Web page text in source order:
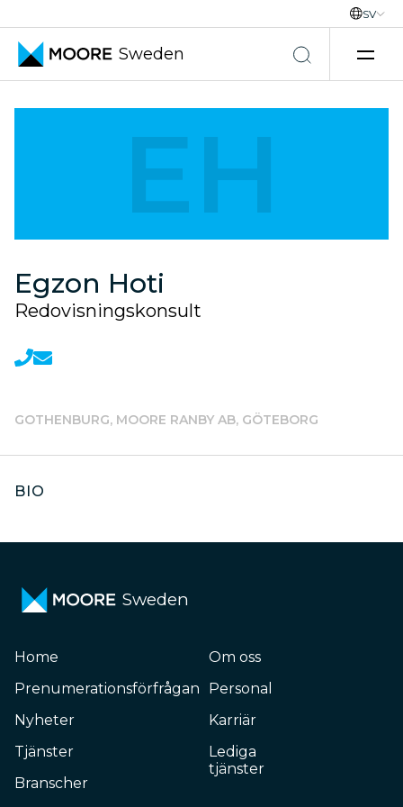
SV
Sweden
EH
Egzon Hoti
Redovisningskonsult
GOTHENBURG, MOORE RANBY AB, GÖTEBORG
BIO
Sweden
Home
Prenumerationsförfrågan
Nyheter
Tjänster
Branscher
Om oss
Personal
Karriär
Lediga
tjänster